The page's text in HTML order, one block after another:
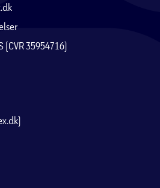
for at opsætte og gemme
tidsstyringer og andre
nemt og kun fantasien sætter
router og systemet kan
produkterne uden for hjemmet via
LEDVANCE SMART+ også
teknologi
(CVR 35954716)